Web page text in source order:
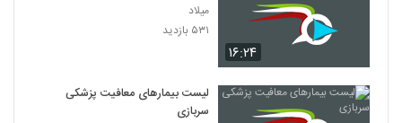
۱۶:۲۴
میلاد
۵۳۱ بازدید
لیست بیمارهای معافیت پزشکی
سربازی